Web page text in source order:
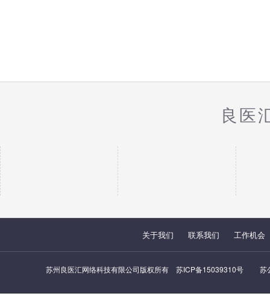
良医
关于我们 联系我们 工作机会
苏州良医汇网络科技有限公司版权所有 苏ICP备15039310号 苏